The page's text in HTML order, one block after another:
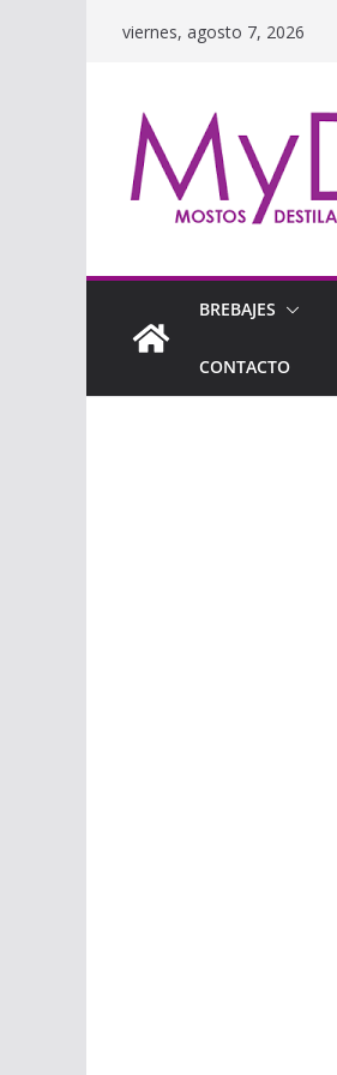
viernes, agosto 7, 2026
BREBAJES
CONTACTO